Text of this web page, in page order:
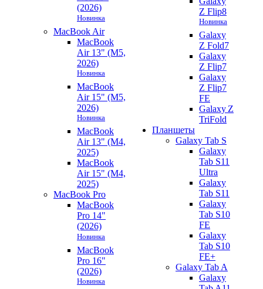
(2026)
Новинка
MacBook Air
MacBook
Air 13" (M5,
2026)
Новинка
MacBook
Air 15" (M5,
2026)
Новинка
MacBook
Air 13" (M4,
2025)
MacBook
Air 15" (M4,
2025)
MacBook Pro
MacBook
Pro 14"
(2026)
Новинка
MacBook
Pro 16"
(2026)
Новинка
Z Flip8
Новинка
Galaxy
Z Fold7
Galaxy
Z Flip7
Galaxy
Z Flip7
FE
Galaxy Z
TriFold
Планшеты
Galaxy Tab S
Galaxy
Tab S11
Ultra
Galaxy
Tab S11
Galaxy
Tab S10
FE
Galaxy
Tab S10
FE+
Galaxy Tab A
Galaxy